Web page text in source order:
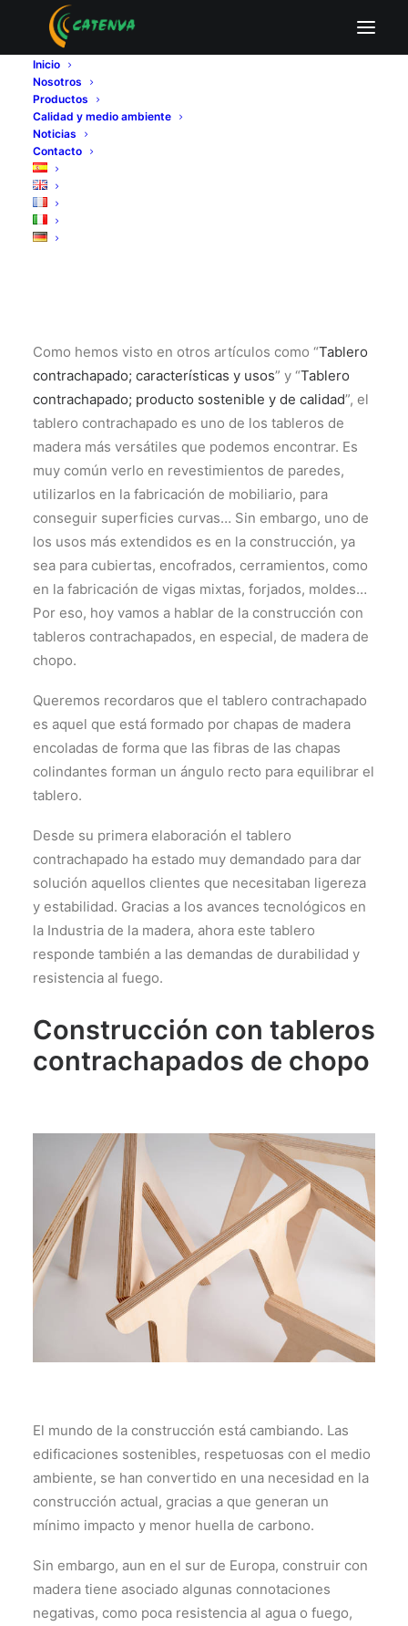
Inicio
Nosotros
Productos
Calidad y medio ambiente
Noticias
Contacto
Construcción con
tablero
contrachapado de
Como hemos visto en otros artículos como “Tablero
contrachapado; características y usos” y “Tablero
contrachapado; producto sostenible y de calidad”, el
tablero contrachapado es uno de los tableros de
madera más versátiles que podemos encontrar. Es
muy común verlo en revestimientos de paredes,
utilizarlos en la fabricación de mobiliario, para
conseguir superficies curvas… Sin embargo, uno de
los usos más extendidos es en la construcción, ya
sea para cubiertas, encofrados, cerramientos, como
en la fabricación de vigas mixtas, forjados, moldes…
Por eso, hoy vamos a hablar de la construcción con
tableros contrachapados, en especial, de madera de
chopo.
Queremos recordaros que el tablero contrachapado
es aquel que está formado por chapas de madera
encoladas de forma que las fibras de las chapas
colindantes forman un ángulo recto para equilibrar el
tablero.
Desde su primera elaboración el tablero
contrachapado ha estado muy demandado para dar
solución aquellos clientes que necesitaban ligereza
y estabilidad. Gracias a los avances tecnológicos en
la Industria de la madera, ahora este tablero
responde también a las demandas de durabilidad y
resistencia al fuego.
Construcción con tableros
contrachapados de chopo
El mundo de la construcción está cambiando. Las
edificaciones sostenibles, respetuosas con el medio
ambiente, se han convertido en una necesidad en la
construcción actual, gracias a que generan un
mínimo impacto y menor huella de carbono.
Sin embargo, aun en el sur de Europa, construir con
madera tiene asociado algunas connotaciones
negativas, como poca resistencia al agua o fuego,